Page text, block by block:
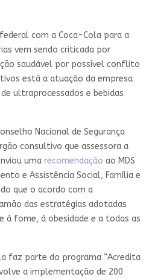
com a Coca-Cola para a
vem sendo criticada por
saudável por possível conflito
está a atuação da empresa
ultraprocessados e bebidas
Nacional de Segurança
consultivo que assessora a
uma recomendação ao MDS
e Assistência Social, Família e
que o acordo com a
das estratégias adotadas
à fome, à obesidade e a todas as
faz parte do programa “Acredita
a implementação de 200